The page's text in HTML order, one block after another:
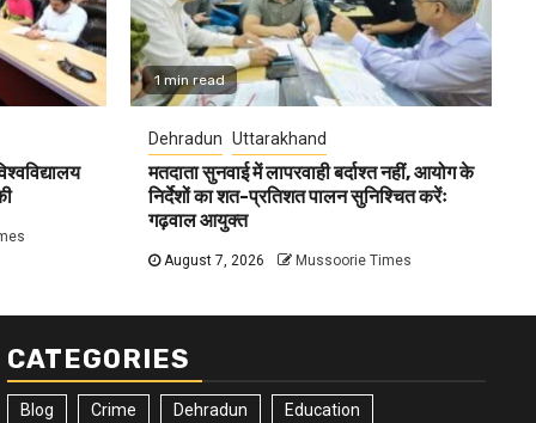
1 min read
Dehradun Uttarakhand
मतदाता सुनवाई में लापरवाही बर्दाश्त नहीं, आयोग के
निर्देशों का शत-प्रतिशत पालन सुनिश्चित करेंः
गढ़वाल आयुक्त
August 7, 2026 Mussoorie Times
CATEGORIES
Blog Crime Dehradun Education